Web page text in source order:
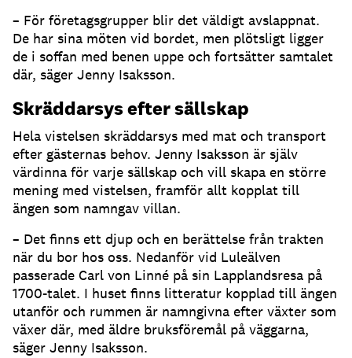
– För företagsgrupper blir det väldigt avslappnat.
De har sina möten vid bordet, men plötsligt ligger
de i soffan med benen uppe och fortsätter samtalet
där, säger Jenny Isaksson.
Skräddarsys efter sällskap
Hela vistelsen skräddarsys med mat och transport
efter gästernas behov. Jenny Isaksson är själv
värdinna för varje sällskap och vill skapa en större
mening med vistelsen, framför allt kopplat till
ängen som namngav villan.
– Det finns ett djup och en berättelse från trakten
när du bor hos oss. Nedanför vid Luleälven
passerade Carl von Linné på sin Lapplandsresa på
1700-talet. I huset finns litteratur kopplad till ängen
utanför och rummen är namngivna efter växter som
växer där, med äldre bruksföremål på väggarna,
säger Jenny Isaksson.